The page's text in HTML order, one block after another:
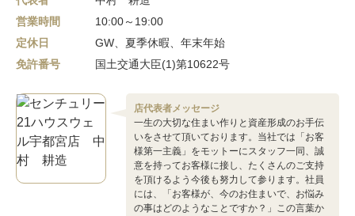
営業時間
10:00～19:00
定休日
GW、夏季休暇、年末年始
免許番号
国土交通大臣(1)第10622号
店代表者メッセージ
一生の大切な住まい作りと資産形成のお手伝
いをさせて頂いております。当社では「お客
様第一主義」をモットーにスタッフ一同、誠
意を持ってお客様に接し、たくさんのご支持
を頂けるよう今後も努力して参ります。社員
には、「お客様が、今のお住まいで、お悩み
の事はどのようなことですか？」この言葉か